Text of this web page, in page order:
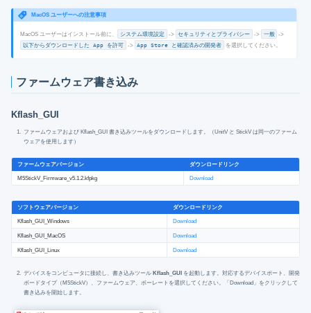
MacOS ユーザーへの注意事項
MacOS ユーザーはインストール前に、 システム環境設定 -> セキュリティとプライバシー -> 一般 ->
以下からダウンロードした App を許可 -> App Store と確認済みの開発者 を選択してください。
ファームウェア書き込み
Kflash_GUI
ファームウェアおよび Kflash_GUI 書き込みツールをダウンロードします。（UnitV と StickV は同一のファーム
ウェアを使用します）
ファームウェアバージョン ダウンロードリンク
M5StickV_Firmware_v5.1.2.kfpkg Download
ソフトウェアバージョン ダウンロードリンク
Kflash_GUI_Windows Download
Kflash_GUI_MacOS Download
Kflash_GUI_Linux Download
デバイスをコンピュータに接続し、書き込みツールKflash_GUI を起動します。対応するデバイスポート、開発
ボードタイプ（M5StickV）、ファームウェア、ボーレートを選択してください。「Download」をクリックして
書き込みを開始します。